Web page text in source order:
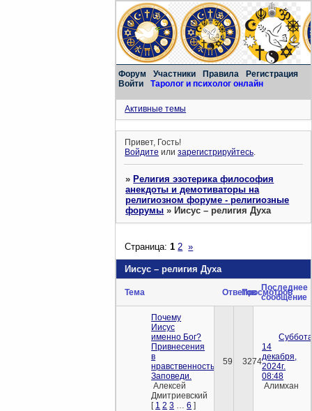
Форум Участники Правила
Регистрация
Войти
Таролог и психолог онлайн
Активные темы
Привет, Гость!
Войдите илизарегистрируйтесь.
»Религия эзотерика философия
анекдоты и демотиваторы на
религиозном форуме - религиозные
форумы »Иисус – религия Духа
Иисус – религия Духа
Страница:1 2 »
Тема ОтветовПросмотров
Последнее
сообщение
Почему
Иисус
именно Бог?
Привнесения
в
нравственность.
Заповеди.
Алексей
Дмитриевский
[ 1 2 3 6 ]
59 3274
14
декабря,
2024г.
08:48
Алимхан